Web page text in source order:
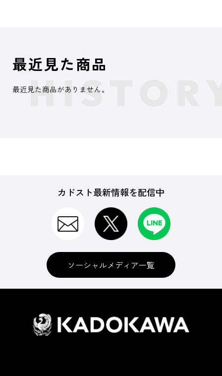
最近見た商品
最近見た商品がありません。
カドスト最新情報を配信中
ソーシャルメディア一覧